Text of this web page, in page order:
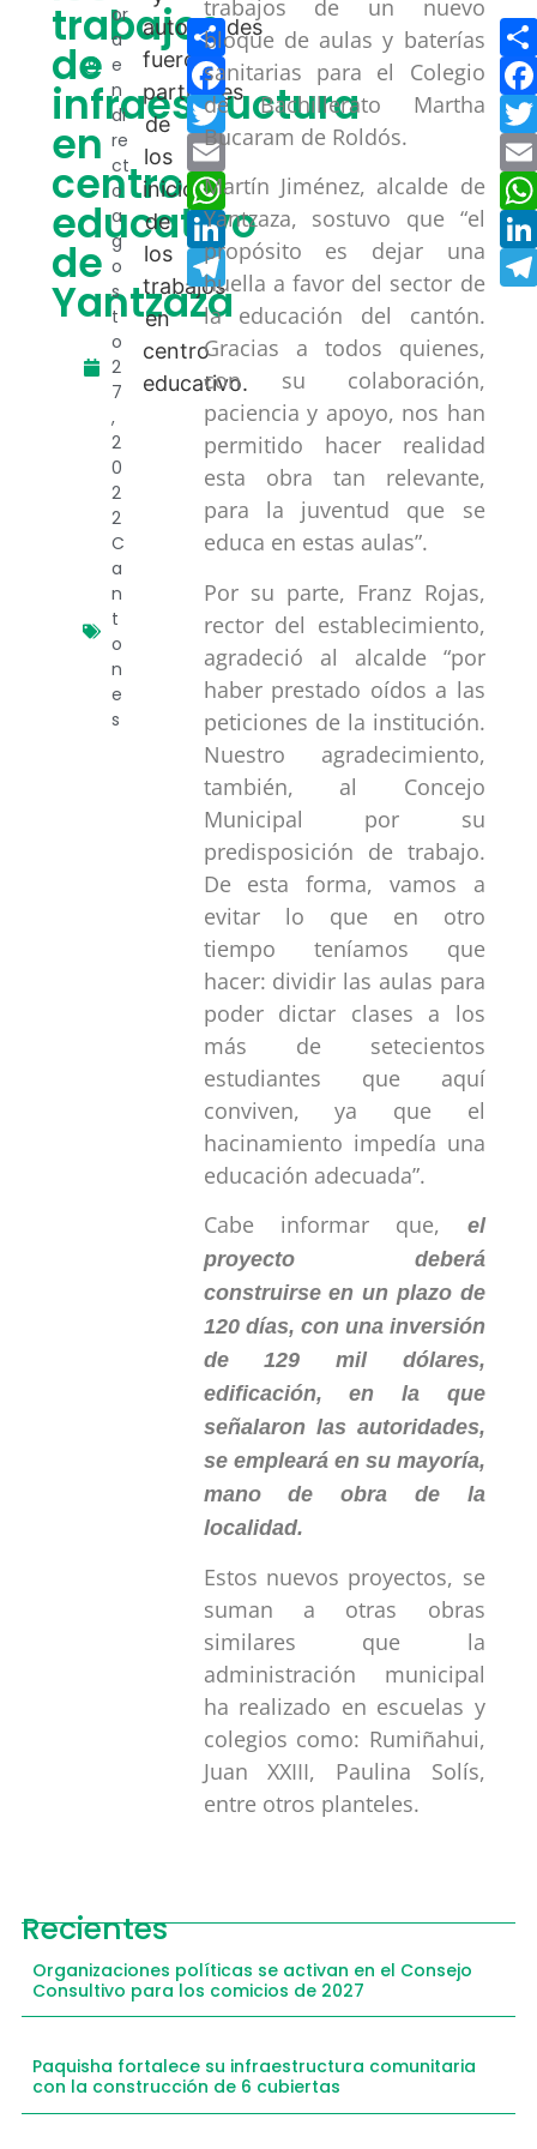
trabajos
de
infraestructura
en
centro
educativo
de
Yantzaza
or
a
e
n
di
re
ct
o
a
g
o
s
t
o
2
7
,
2
0
2
2
C
a
n
t
o
n
e
s
Compartir
Facebook
Twitter
Email
WhatsApp
LinkedIn
Telegram
trabajos de un nuevo
bloque de aulas y baterías
sanitarias para el Colegio
de Bachillerato Martha
Bucaram de Roldós.
Martín Jiménez, alcalde de
Yantzaza, sostuvo que “el
propósito es dejar una
huella a favor del sector de
la educación del cantón.
Gracias a todos quienes,
con su colaboración,
paciencia y apoyo, nos han
permitido hacer realidad
esta obra tan relevante,
para la juventud que se
educa en estas aulas”.
Por su parte, Franz Rojas,
rector del establecimiento,
agradeció al alcalde “por
haber prestado oídos a las
peticiones de la institución.
Nuestro agradecimiento,
también, al Concejo
Municipal por su
predisposición de trabajo.
De esta forma, vamos a
evitar lo que en otro
tiempo teníamos que
hacer: dividir las aulas para
poder dictar clases a los
más de setecientos
estudiantes que aquí
conviven, ya que el
hacinamiento impedía una
educación adecuada”.
Cabe informar que,
el
proyecto deberá
construirse en un plazo de
120 días, con una inversión
de 129 mil dólares,
edificación, en la que
señalaron las autoridades,
se empleará en su mayoría,
mano de obra de la
localidad.
Estos nuevos proyectos, se
suman a otras obras
similares que la
administración municipal
ha realizado en escuelas y
colegios como: Rumiñahui,
Juan XXIII, Paulina Solís,
entre otros planteles.
Recientes
Organizaciones políticas se activan en el Consejo
Consultivo para los comicios de 2027
Paquisha fortalece su infraestructura comunitaria
con la construcción de 6 cubiertas